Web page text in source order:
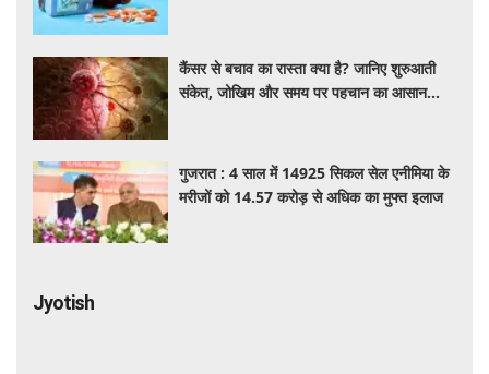
कैंसर से बचाव का रास्ता क्या है? जानिए शुरुआती
संकेत, जोखिम और समय पर पहचान का आसान
गुजरात : 4 साल में 14925 सिकल सेल एनीमिया के
मरीजों को 14.57 करोड़ से अधिक का मुफ्त इलाज
Jyotish